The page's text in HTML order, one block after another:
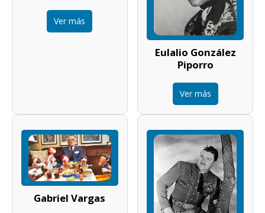
Ver más
Eulalio González
Piporro
Ver más
Gabriel Vargas